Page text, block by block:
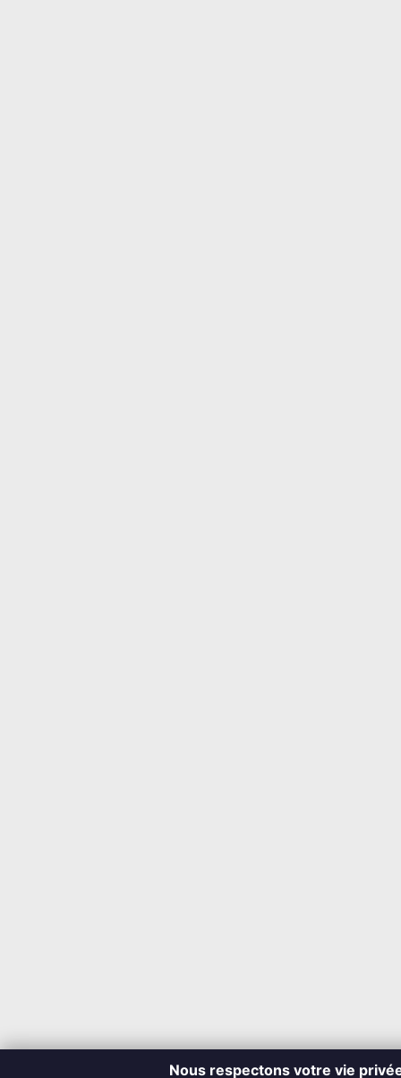
Nous respectons votre vie